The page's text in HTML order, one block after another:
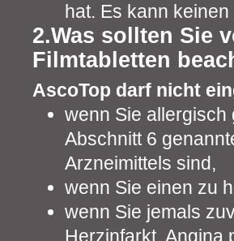
hat. Es kann
2.Was sollten Sie
Filmtabletten
AscoTop darf nicht
wenn Sie allergisch
Abschnitt 6
Arzneimittels sind,
wenn Sie einen zu
wenn Sie jemals
Herzinfarkt, Angina